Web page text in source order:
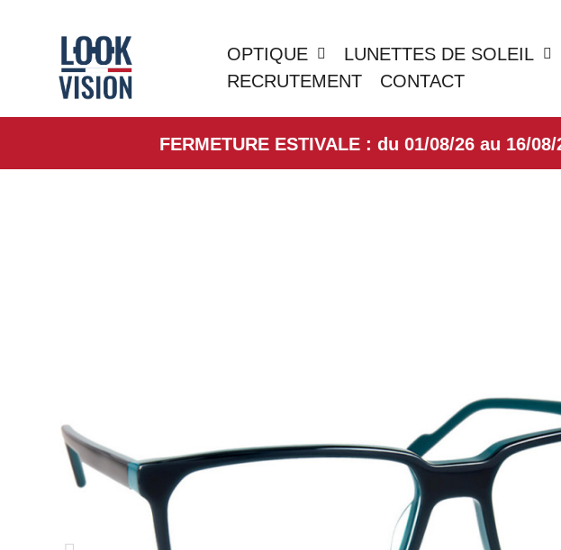
OPTIQUE LUNETTES DE SOLEIL
RECRUTEMENT
CONTACT
FERMETURE ESTIVALE : du 01/08/26 au 16/08/26